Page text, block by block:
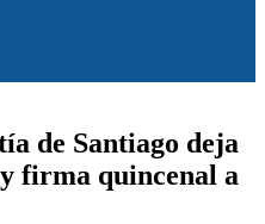
de Santiago deja
firma quincenal a